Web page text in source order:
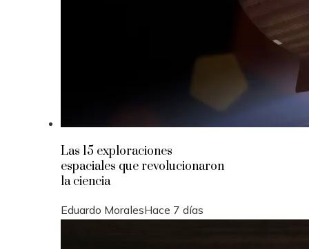
Las 15 exploraciones
espaciales que revolucionaron
la ciencia
Eduardo MoralesHace 7 días